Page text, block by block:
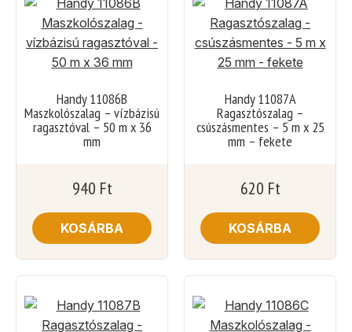
Handy 11086B
Maszkolószalag – vízbázisú
ragasztóval – 50 m x 36
mm
940 Ft
KOSÁRBA
Handy 11087A
Ragasztószalag –
csúszásmentes – 5 m x 25
mm – fekete
620 Ft
KOSÁRBA